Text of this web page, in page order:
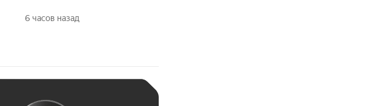
6 часов назад